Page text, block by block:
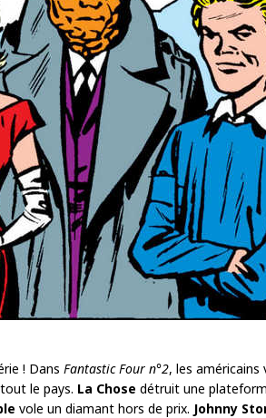
! Dans Fantastic Four n°2, les américains
le pays. La Chose détruit une
vole un diamant hors de prix. Johnny